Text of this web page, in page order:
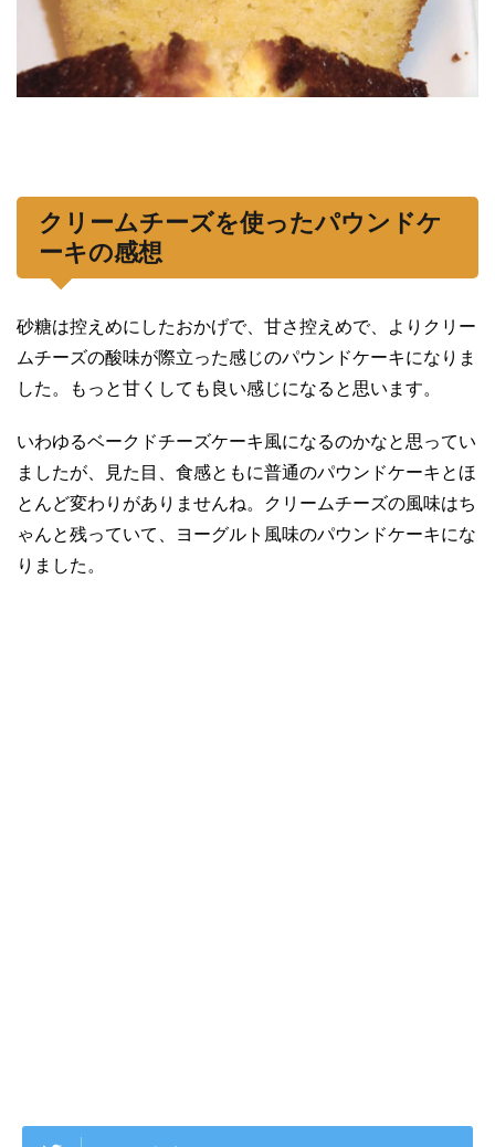
クリームチーズを使ったパウンドケ
ーキの感想
砂糖は控えめにしたおかげで、甘さ控えめで、よりクリー
ムチーズの酸味が際立った感じのパウンドケーキになりま
した。もっと甘くしても良い感じになると思います。
いわゆるベークドチーズケーキ風になるのかなと思ってい
ましたが、見た目、食感ともに普通のパウンドケーキとほ
とんど変わりがありませんね。クリームチーズの風味はち
ゃんと残っていて、ヨーグルト風味のパウンドケーキにな
りました。